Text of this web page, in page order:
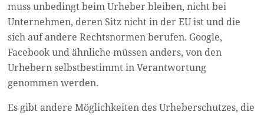
muss unbedingt beim Urheber bleiben, nicht bei
Unternehmen, deren Sitz nicht in der EU ist und die
sich auf andere Rechtsnormen berufen. Google,
Facebook und ähnliche müssen anders, von den
Urhebern selbstbestimmt in Verantwortung
genommen werden.
Es gibt andere Möglichkeiten des Urheberschutzes, die